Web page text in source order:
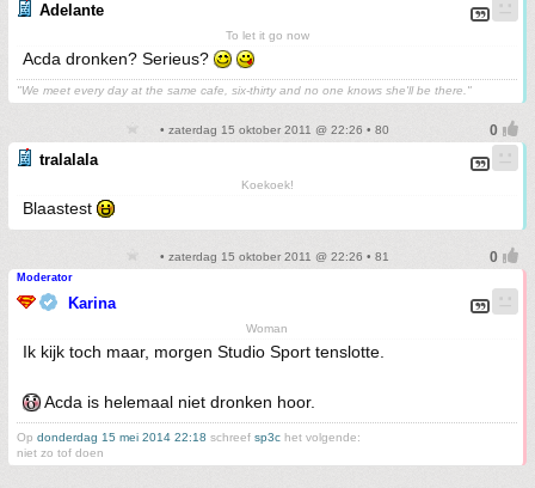
Adelante
To let it go now
Acda dronken? Serieus?
"We meet every day at the same cafe, six-thirty and no one knows she'll be there."
• zaterdag 15 oktober 2011 @ 22:26 • 80
tralalala
Koekoek!
Blaastest
• zaterdag 15 oktober 2011 @ 22:26 • 81
Moderator
Karina
Woman
Ik kijk toch maar, morgen Studio Sport tenslotte.
Acda is helemaal niet dronken hoor.
Op donderdag 15 mei 2014 22:18 schreef sp3c het volgende:
niet zo tof doen